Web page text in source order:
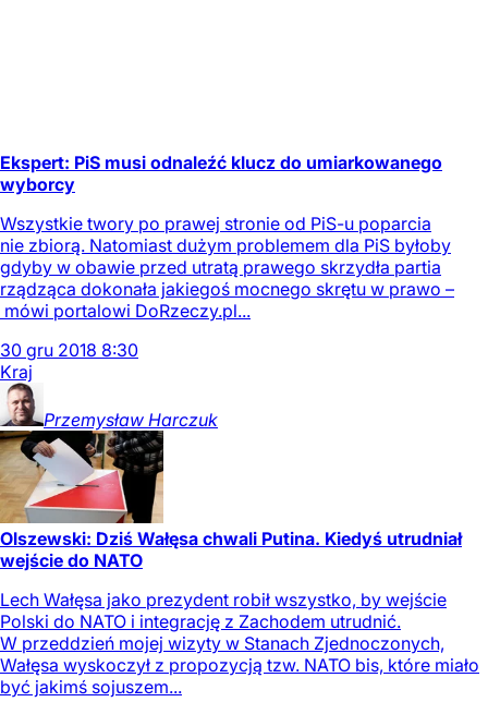
Ekspert: PiS musi odnaleźć klucz do umiarkowanego
wyborcy
Wszystkie twory po prawej stronie od PiS-u poparcia
nie zbiorą. Natomiast dużym problemem dla PiS byłoby
gdyby w obawie przed utratą prawego skrzydła partia
rządząca dokonała jakiegoś mocnego skrętu w prawo –
mówi portalowi DoRzeczy.pl...
30 gru 2018 8:30
Kraj
Przemysław Harczuk
Olszewski: Dziś Wałęsa chwali Putina. Kiedyś utrudniał
wejście do NATO
Lech Wałęsa jako prezydent robił wszystko, by wejście
Polski do NATO i integrację z Zachodem utrudnić.
W przeddzień mojej wizyty w Stanach Zjednoczonych,
Wałęsa wyskoczył z propozycją tzw. NATO bis, które miało
być jakimś sojuszem...